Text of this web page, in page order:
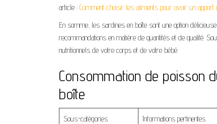
article : Comment choisir les aliments pour avoir un apport
En somme, les sardines en boîte sont une option
recommandations en matière de quantités et de qualité.
nutritionnels de votre corps et de votre bébé.
Consommation de poisson
boîte
Sous-catégories Informations pertinentes